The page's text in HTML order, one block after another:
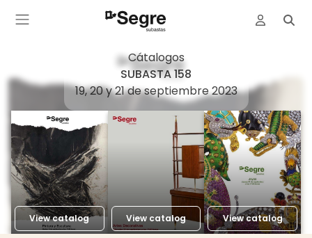
Cátalogos
SUBASTA 158
19, 20 y 21 de septiembre 2023
View catalog View catalog View catalog